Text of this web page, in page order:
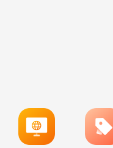
新区单日助力活动